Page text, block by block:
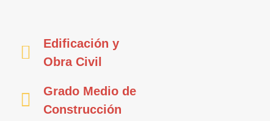
Edificación y
Obra Civil
Grado Medio de
Construcción